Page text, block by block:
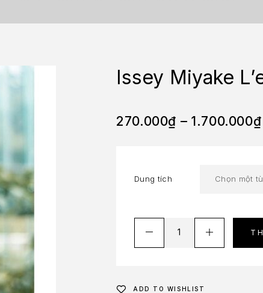
Issey Miyake
270.000₫ – 1.700.000₫
Dung tích
ADD TO WISHLIST